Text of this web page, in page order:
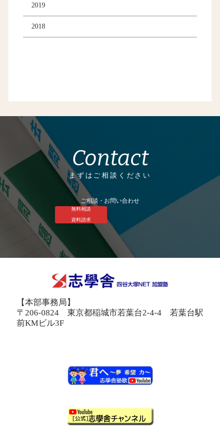
2019
2018
Contact
まずはご相談ください
ご相談・お問い合わせ
無料相談
資料請求
【本部事務局】
〒206-0824 東京都稲城市若葉台2-4-4 若葉台駅
前KMビル3F